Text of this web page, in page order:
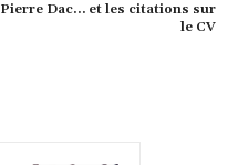
Pierre Dac… et les citations sur
le CV